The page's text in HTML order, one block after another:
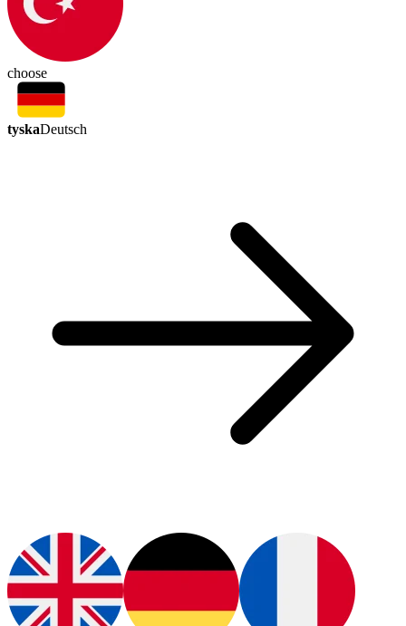
choose
tyskaDeutsch